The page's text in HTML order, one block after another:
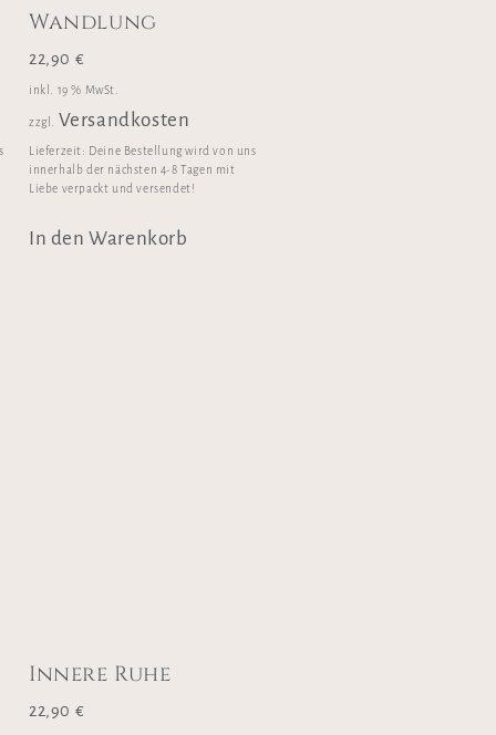
Wandlung
22,90 €
inkl. 19 % MwSt.
zzgl. Versandkosten
Lieferzeit: Deine Bestellung wird von uns
innerhalb der nächsten 4-8 Tagen mit
Liebe verpackt und versendet!
In den Warenkorb
Innere Ruhe
22,90 €